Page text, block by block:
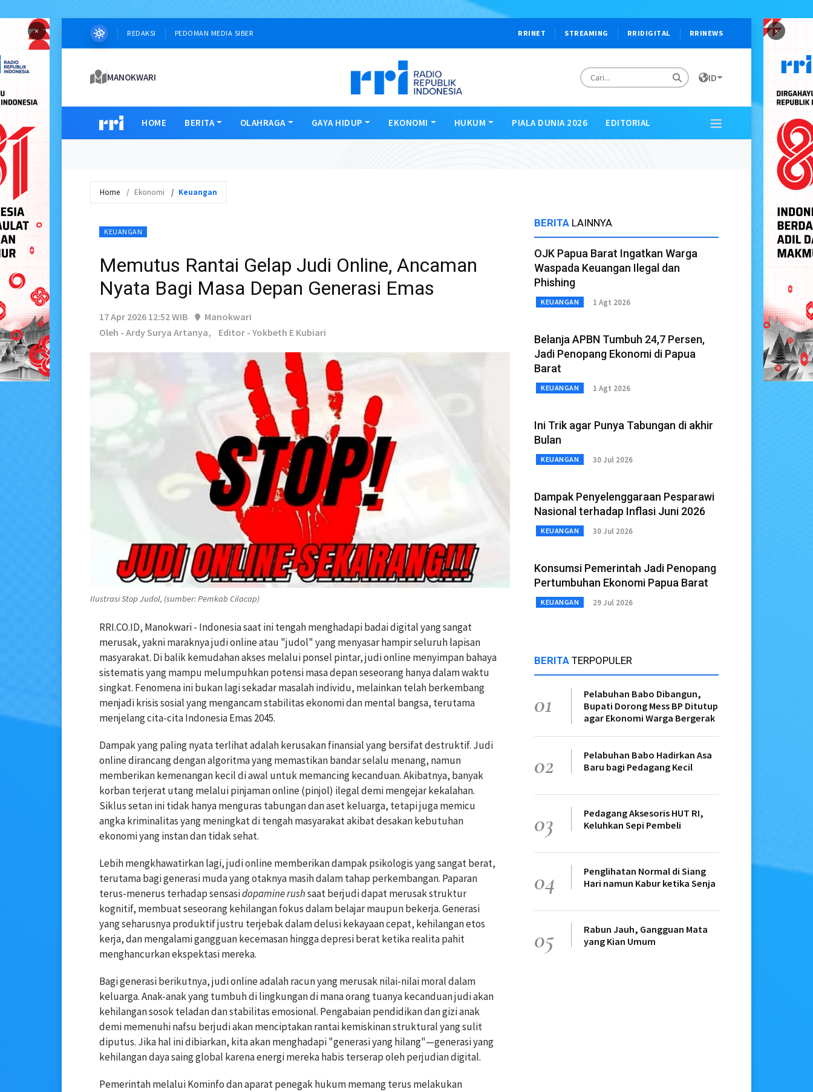
× ×
REDAKSI PEDOMAN MEDIA SIBER RRINET STREAMING RRIDIGITAL RRINEWS
MANOKWARI ID
HOME BERITA OLAHRAGA GAYA HIDUP EKONOMI HUKUM PIALA DUNIA 2026 EDITORIAL
Home Ekonomi Keuangan
KEUANGAN
Memutus Rantai Gelap Judi Online, Ancaman
Nyata Bagi Masa Depan Generasi Emas
17 Apr 2026 12:52 WIB
Manokwari
Oleh - Ardy Surya Artanya,
Editor - Yokbeth E Kubiari
Ilustrasi Stop Judol, (sumber: Pemkab Cilacap)
RRI.CO.ID, Manokwari - Indonesia saat ini tengah menghadapi badai digital yang sangat
merusak, yakni maraknya judi online atau "judol" yang menyasar hampir seluruh lapisan
masyarakat. Di balik kemudahan akses melalui ponsel pintar, judi online menyimpan bahaya
sistematis yang mampu melumpuhkan potensi masa depan seseorang hanya dalam waktu
singkat. Fenomena ini bukan lagi sekadar masalah individu, melainkan telah berkembang
menjadi krisis sosial yang mengancam stabilitas ekonomi dan mental bangsa, terutama
menjelang cita-cita Indonesia Emas 2045.
Dampak yang paling nyata terlihat adalah kerusakan finansial yang bersifat destruktif. Judi
online dirancang dengan algoritma yang memastikan bandar selalu menang, namun
memberikan kemenangan kecil di awal untuk memancing kecanduan. Akibatnya, banyak
korban terjerat utang melalui pinjaman online (pinjol) ilegal demi mengejar kekalahan.
Siklus setan ini tidak hanya menguras tabungan dan aset keluarga, tetapi juga memicu
angka kriminalitas yang meningkat di tengah masyarakat akibat desakan kebutuhan
ekonomi yang instan dan tidak sehat.
Lebih mengkhawatirkan lagi, judi online memberikan dampak psikologis yang sangat berat,
terutama bagi generasi muda yang otaknya masih dalam tahap perkembangan. Paparan
terus-menerus terhadap sensasidopamine rushsaat berjudi dapat merusak struktur
kognitif, membuat seseorang kehilangan fokus dalam belajar maupun bekerja. Generasi
yang seharusnya produktif justru terjebak dalam delusi kekayaan cepat, kehilangan etos
kerja, dan mengalami gangguan kecemasan hingga depresi berat ketika realita pahit
menghancurkan ekspektasi mereka.
Bagi generasi berikutnya, judi online adalah racun yang merusak nilai-nilai moral dalam
keluarga. Anak-anak yang tumbuh di lingkungan di mana orang tuanya kecanduan judi akan
kehilangan sosok teladan dan stabilitas emosional. Pengabaian pendidikan dan gizi anak
demi memenuhi nafsu berjudi akan menciptakan rantai kemiskinan struktural yang sulit
diputus. Jika hal ini dibiarkan, kita akan menghadapi "generasi yang hilang"—generasi yang
kehilangan daya saing global karena energi mereka habis terserap oleh perjudian digital.
Pemerintah melalui Kominfo dan aparat penegak hukum memang terus melakukan
BERITA LAINNYA
OJK Papua Barat Ingatkan Warga
Waspada Keuangan Ilegal dan
Phishing
KEUANGAN 1 Agt 2026
Belanja APBN Tumbuh 24,7 Persen,
Jadi Penopang Ekonomi di Papua
Barat
KEUANGAN 1 Agt 2026
Ini Trik agar Punya Tabungan di akhir
Bulan
KEUANGAN 30 Jul 2026
Dampak Penyelenggaraan Pesparawi
Nasional terhadap Inflasi Juni 2026
KEUANGAN 30 Jul 2026
Konsumsi Pemerintah Jadi Penopang
Pertumbuhan Ekonomi Papua Barat
KEUANGAN 29 Jul 2026
BERITA TERPOPULER
01
Pelabuhan Babo Dibangun,
Bupati Dorong Mess BP Ditutup
agar Ekonomi Warga Bergerak
02
Pelabuhan Babo Hadirkan Asa
Baru bagi Pedagang Kecil
03
Pedagang Aksesoris HUT RI,
Keluhkan Sepi Pembeli
04
Penglihatan Normal di Siang
Hari namun Kabur ketika Senja
05
Rabun Jauh, Gangguan Mata
yang Kian Umum